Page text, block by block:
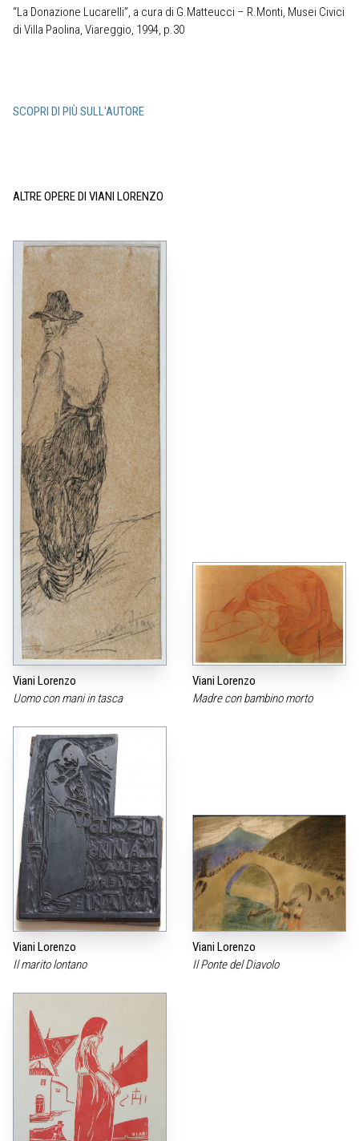
“La Donazione Lucarelli”, a cura di G.Matteucci – R.Monti, Musei Civici
di Villa Paolina, Viareggio, 1994, p.30
SCOPRI DI PIÙ SULL'AUTORE
ALTRE OPERE DI VIANI LORENZO
Viani Lorenzo
Uomo con mani in tasca
Viani Lorenzo
Madre con bambino morto
Viani Lorenzo
Il marito lontano
Viani Lorenzo
Il Ponte del Diavolo